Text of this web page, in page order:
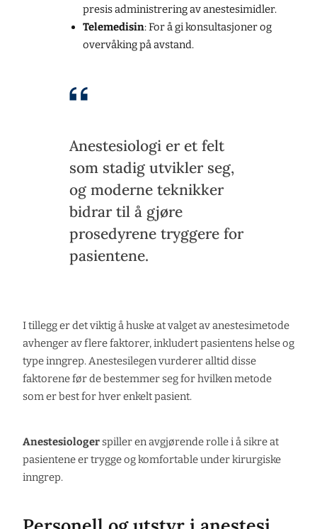
presis administrering av anestesimidler.
Telemedisin: For å gi konsultasjoner og
overvåking på avstand.
Anestesiologi er et felt
som stadig utvikler seg,
og moderne teknikker
bidrar til å gjøre
prosedyrene tryggere for
pasientene.
I tillegg er det viktig å huske at valget av anestesimetode
avhenger av flere faktorer, inkludert pasientens helse og
type inngrep. Anestesilegen vurderer alltid disse
faktorene før de bestemmer seg for hvilken metode
som er best for hver enkelt pasient.
Anestesiologerspiller en avgjørende rolle i å sikre at
pasientene er trygge og komfortable under kirurgiske
inngrep.